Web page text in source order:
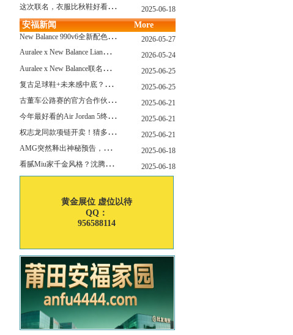
这
次联名，衣服比秋鞋好看？Nike x Patta 最新系列登场 2025-06-18
安福新闻 More
N
ew Balance 990v6全新配色发布！总统慢跑鞋再续传奇！ 2026-05-27
A
uralee x New Balance LianMing Kuang Re Bu Jian 2026-05-24
A
uralee x New Balance联名新作公布！主角是这双“小Miu Miu”？ 2025-06-25
复
古足球鞋+未来感中底？Mizuno这次有点东西！ 2025-06-25
古
董车公路赛的官方合作伙伴暨官方计时 非凡新作致敬竞速辉煌 2025-06-21
今
年最好看的Air Jordan 5终于公布发售日了！ 2025-06-21
权
志龙同款项链开卖！猜多少钱？ 2025-06-21
A
MG突然释出神秘预告，新电动超跑要来了？ 2025-06-18
看
腻Miu家千金风格？沈腾的Miu系老干部更适合男生朋友！ 2025-06-18
黄金展位 虚位以待
QQ：
956588114